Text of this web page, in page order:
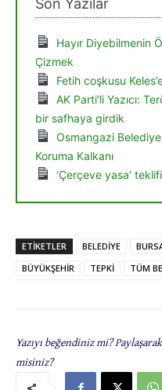
Hayır Diyebilmenin
Çizmek
Fetih coşkusu
AK Parti’li Yazıcı:
bir safhaya girdik
Osmangazi
Koruma Kalkanı
‘Çerçeve yasa’
ETIKETLER BELEDİYE
BÜYÜKŞEHİR
TEPKİ TÜM
Yazıyı beğendiniz mi?
misiniz?